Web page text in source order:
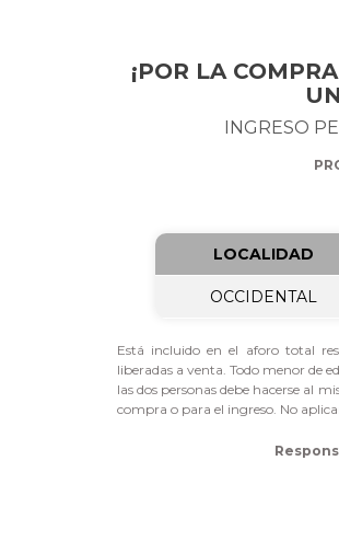
¡POR LA
INGRESO
LOCALIDAD
OCCIDENTAL
Está incluido en el aforo total
liberadas a venta. Todo menor de
las dos personas debe hacerse al
compra o para el ingreso. No